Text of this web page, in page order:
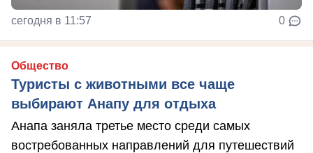
сегодня в 11:57 0
Общество
Туристы с животными все чаще
выбирают Анапу для отдыха
Анапа заняла третье место среди самых
востребованных направлений для путешествий